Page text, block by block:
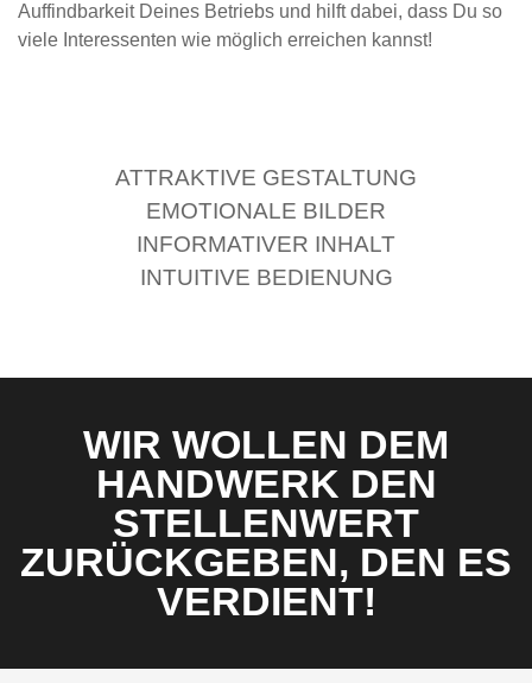
Auffindbarkeit Deines Betriebs und hilft dabei, dass Du so
viele Interessenten wie möglich erreichen kannst!
ATTRAKTIVE GESTALTUNG
EMOTIONALE BILDER
INFORMATIVER INHALT
INTUITIVE BEDIENUNG
WIR WOLLEN DEM
HANDWERK DEN
STELLENWERT
ZURÜCKGEBEN, DEN ES
VERDIENT!